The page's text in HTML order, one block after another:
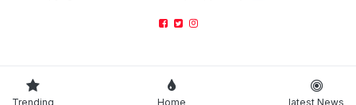
Trending Home latest News